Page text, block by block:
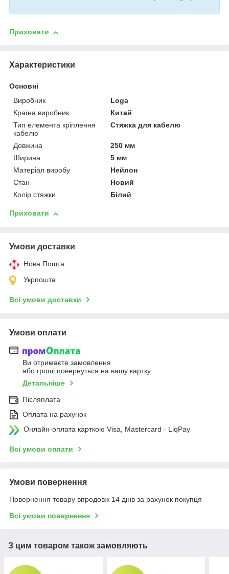
Приховати
Характеристики
Основні
Виробник
Loga
Країна виробник
Китай
Тип елемента кріплення
кабелю
Стяжка для кабелю
Довжина
250 мм
Ширина
5 мм
Матеріал виробу
Нейлон
Стан
Новий
Колір стяжки
Білий
Приховати
Умови доставки
Нова Пошта
Укрпошта
Всі умови доставки
Умови оплати
Ви отримаєте замовлення
або гроші повернуться на вашу картку
Детальніше
Післяплата
Оплата на рахунок
Онлайн-оплата карткою Visa, Mastercard - LiqPay
Всі умови оплати
Умови повернення
Повернення товару впродовж 14 днів за рахунок покупця
Всі умови повернення
З цим товаром також замовляють